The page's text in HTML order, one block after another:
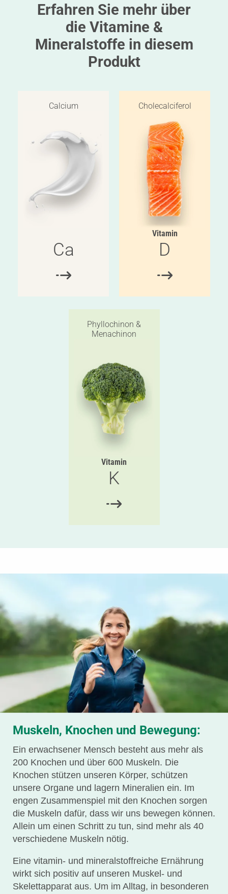
Erfahren Sie mehr über
die Vitamine &
Mineralstoffe in diesem
Produkt
Calcium
Ca
Cholecalciferol
Vitamin
D
Phyllochinon &
Menachinon
Vitamin
K
Muskeln, Knochen und Bewegung:
Ein erwachsener Mensch besteht aus mehr als
200 Knochen und über 600 Muskeln. Die
Knochen stützen unseren Körper, schützen
unsere Organe und lagern Mineralien ein. Im
engen Zusammenspiel mit den Knochen sorgen
die Muskeln dafür, dass wir uns bewegen können.
Allein um einen Schritt zu tun, sind mehr als 40
verschiedene Muskeln nötig.
Eine vitamin- und mineralstoffreiche Ernährung
wirkt sich positiv auf unseren Muskel- und
Skelettapparat aus. Um im Alltag, in besonderen